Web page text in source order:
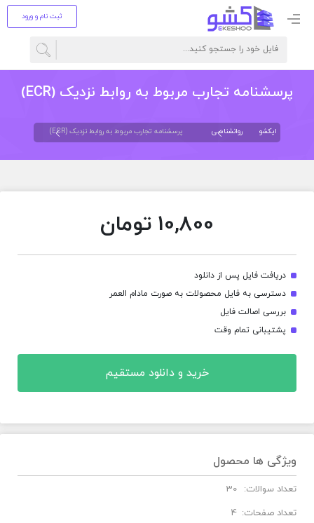
ثبت نام و ورود
پرسشنامه تجارب مربوط به روابط نزدیک (ECR)
ایکشو روانشناسی پرسشنامه تجارب مربوط به روابط نزدیک (ECR)
10,800 تومان
دریافت فایل پس از دانلود
دسترسی به فایل محصولات به صورت مادام العمر
بررسی اصالت فایل
پشتیبانی تمام وقت
خرید و دانلود مستقیم
ویژگی ها محصول
تعداد سوالات:
30
تعداد صفحات: 4